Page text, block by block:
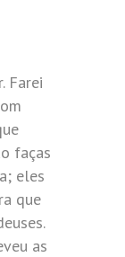
Farei
faças
eles
que
as